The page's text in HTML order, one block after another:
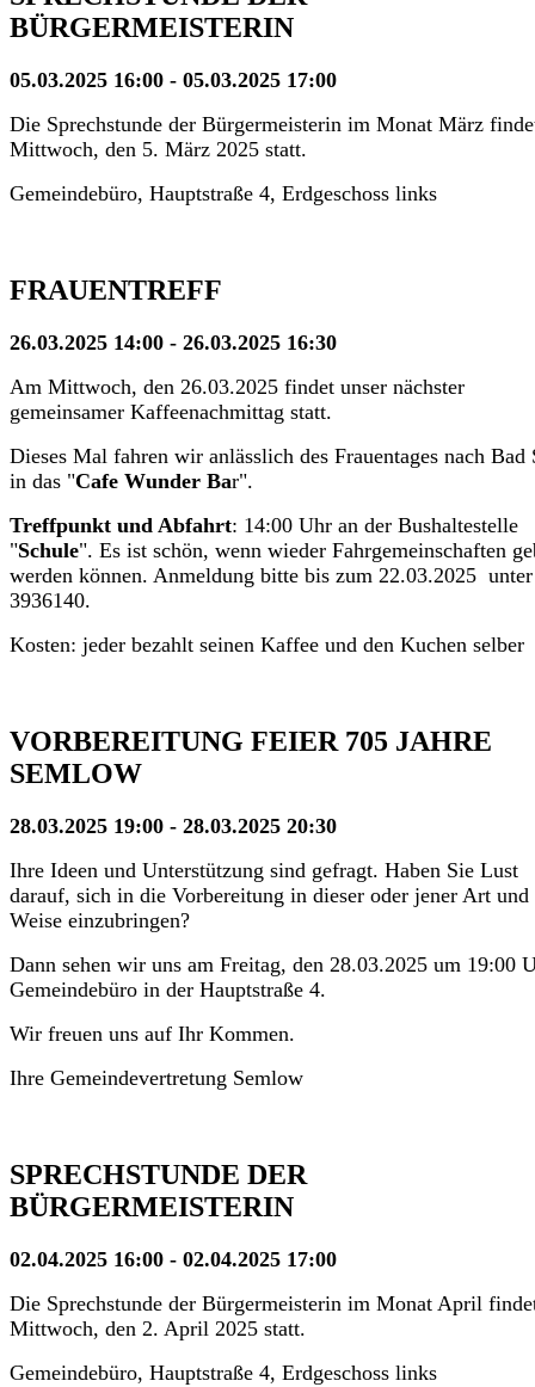
BÜRGERMEISTERIN
05.03.2025 16:00 - 05.03.2025 17:00
Die Sprechstunde der Bürgermeisterin im Monat März
Mittwoch, den 5. März 2025 statt.
Gemeindebüro, Hauptstraße 4, Erdgeschoss links
FRAUENTREFF
26.03.2025 14:00 - 26.03.2025 16:30
Am Mittwoch, den 26.03.2025 findet unser nächster
gemeinsamer Kaffeenachmittag statt.
Dieses Mal fahren wir anlässlich des Frauentages nach Bad
in das "Cafe Wunder Bar".
Treffpunkt und Abfahrt: 14:00 Uhr an der Bushaltestelle
"Schule". Es ist schön, wenn wieder Fahrgemeinschaften
werden können. Anmeldung bitte bis zum 22.03.2025
3936140.
Kosten: jeder bezahlt seinen Kaffee und den Kuchen selber
VORBEREITUNG FEIER 705 JAHRE
SEMLOW
28.03.2025 19:00 - 28.03.2025 20:30
Ihre Ideen und Unterstützung sind gefragt. Haben Sie Lust
darauf, sich in die Vorbereitung in dieser oder jener Art und
Weise einzubringen?
Dann sehen wir uns am Freitag, den 28.03.2025 um 19:00
Gemeindebüro in der Hauptstraße 4.
Wir freuen uns auf Ihr Kommen.
Ihre Gemeindevertretung Semlow
SPRECHSTUNDE DER
BÜRGERMEISTERIN
02.04.2025 16:00 - 02.04.2025 17:00
Die Sprechstunde der Bürgermeisterin im Monat April
Mittwoch, den 2. April 2025 statt.
Gemeindebüro, Hauptstraße 4, Erdgeschoss links